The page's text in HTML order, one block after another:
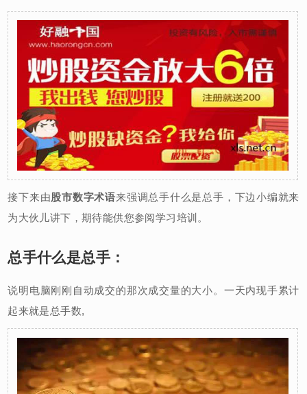
接下来由股市数字术语来强调总手什么是总手，下边小编就来
为大伙儿讲下，期待能供您参阅学习培训。
总手什么是总手：
说明电脑刚刚自动成交的那次成交量的大小。一天内现手累计
起来就是总手数,